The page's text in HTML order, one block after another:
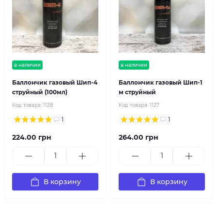
в наличии
Баллончик газовый Шип-4
струйный (100мл)
Код товара: 1128
1
224.00 грн
В корзину
в наличии
Баллончик газовый Шип-1
м струйный
Код товара: 1127
1
264.00 грн
В корзину